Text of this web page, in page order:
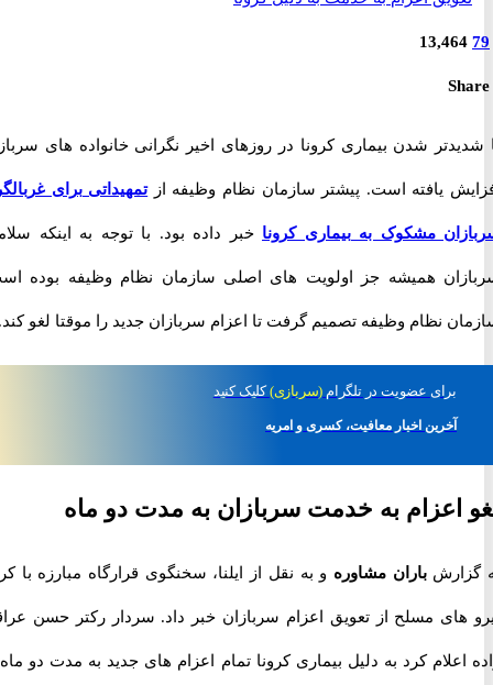
شدن بیماری کرونا در روزهای اخیر نگرانی خانواده های سربازان
یافته است. پیشتر سازمان نظام وظیفه ازتمهیداتی برای غربالگری
مشکوک به بیماری کروناخبر داده بود. با توجه به اینکه سلامت
همیشه جز اولویت های اصلی سازمان نظام وظیفه بوده است،
نظام وظیفه تصمیم گرفت تا اعزام سربازان جدید را موقتا لغو کند.
عضویت در تلگرام(سربازی) کلیک کنید
آخرین اخبار معافیت، کسری و امریه
اعزام به خدمت سربازان به مدت دو ماه
باران مشاورهو به نقل از ایلنا، سخنگوی قرارگاه مبارزه با کرونا
مسلح از تعویق اعزام سربازان خبر داد. سردار رکتر حسن عراقی
کرد به دلیل بیماری کرونا تمام اعزام های جدید به مدت دو ماه به